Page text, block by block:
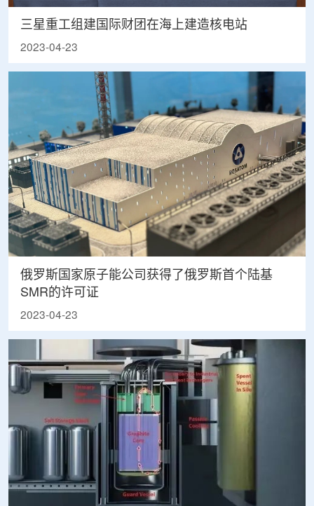
三星重工组建国际财团在海上建造核电站
2023-04-23
俄罗斯国家原子能公司获得了俄罗斯首个陆基
SMR的许可证
2023-04-23